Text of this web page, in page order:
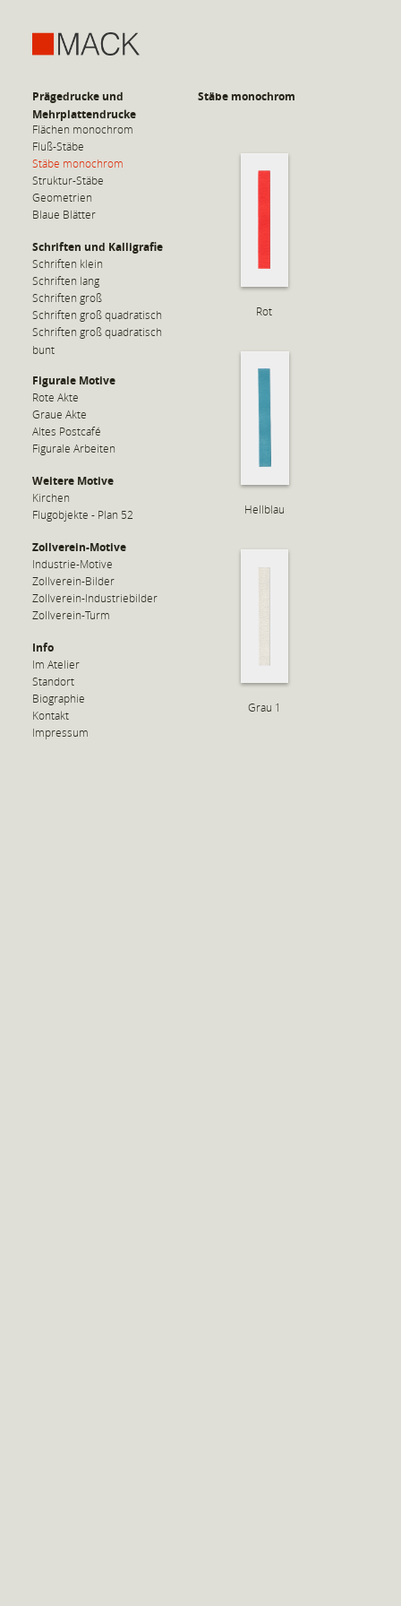
Prägedrucke und
Mehrplattendrucke
Flächen monochrom
Fluß-Stäbe
Stäbe monochrom
Struktur-Stäbe
Geometrien
Blaue Blätter
Schriften und Kalligrafie
Schriften klein
Schriften lang
Schriften groß
Schriften groß quadratisch
Schriften groß quadratisch
bunt
Figurale Motive
Rote Akte
Graue Akte
Altes Postcafé
Figurale Arbeiten
Weitere Motive
Kirchen
Flugobjekte - Plan 52
Zollverein-Motive
Industrie-Motive
Zollverein-Bilder
Zollverein-Industriebilder
Zollverein-Turm
Info
Im Atelier
Standort
Biographie
Kontakt
Impressum
Stäbe monochrom
Rot
Hellblau
Grau 1